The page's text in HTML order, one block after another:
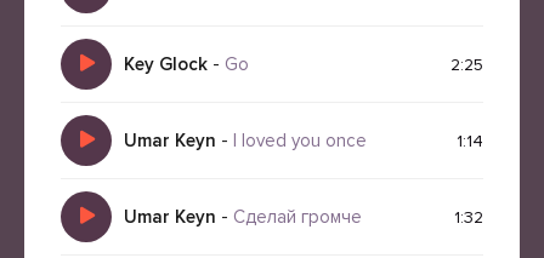
Key Glock - Go 2:25
Umar Keyn - I loved you once 1:14
Umar Keyn - Сделай громче 1:32